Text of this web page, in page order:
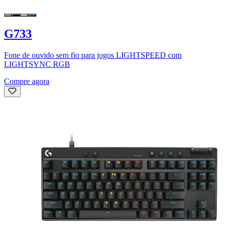
G733
Fone de ouvido sem fio para jogos LIGHTSPEED com
LIGHTSYNC RGB
Compre agora